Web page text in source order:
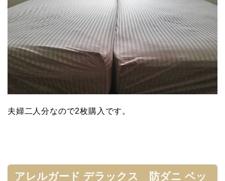
夫婦二人分なので2枚購入です。
アレルガード デラックス 防ダニ ベッ